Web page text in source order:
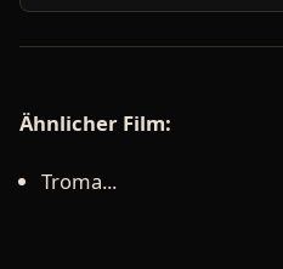
Ähnlicher Film:
Troma...